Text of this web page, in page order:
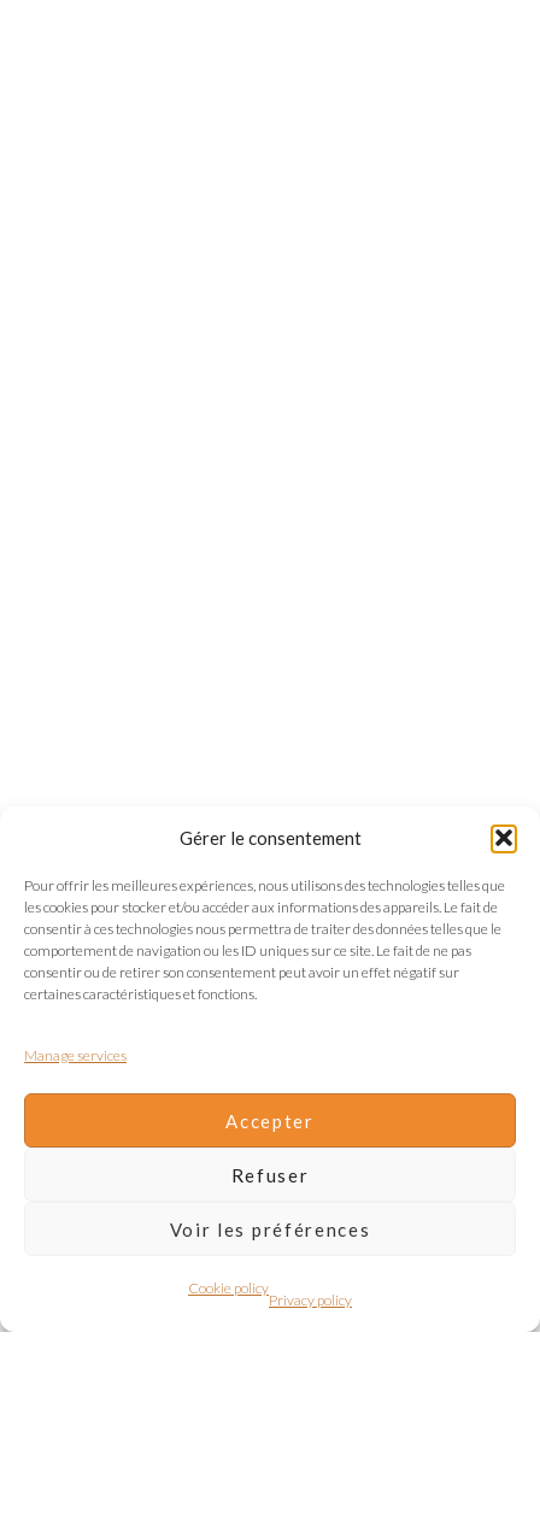
Gérer le consentement
Pour offrir les meilleures expériences, nous utilisons des technologies telles que
les cookies pour stocker et/ou accéder aux informations des appareils. Le fait de
consentir à ces technologies nous permettra de traiter des données telles que le
comportement de navigation ou les ID uniques sur ce site. Le fait de ne pas
consentir ou de retirer son consentement peut avoir un effet négatif sur
certaines caractéristiques et fonctions.
Manage services
Accepter
Refuser
Voir les préférences
Cookie policy
Privacy policy